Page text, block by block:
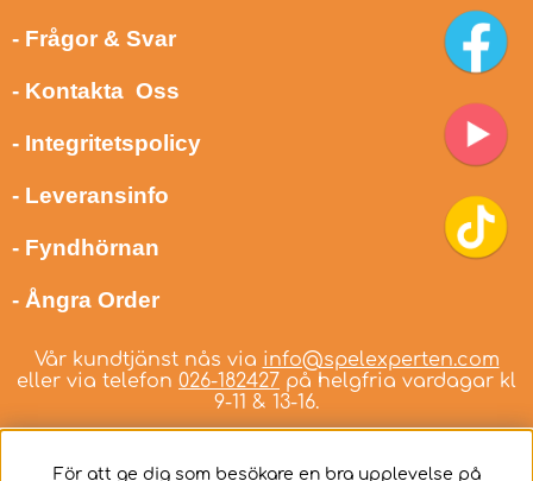
- Frågor & Svar
- Kontakta Oss
- Integritetspolicy
- Leveransinfo
- Fyndhörnan
- Ångra Order
Vår kundtjänst nås via info@spelexperten.com
eller via telefon 026-182427 på helgfria vardagar kl
9-11 & 13-16.
För att ge dig som besökare en bra upplevelse på